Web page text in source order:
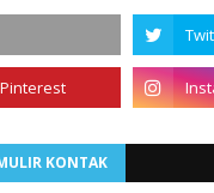
KONTAK